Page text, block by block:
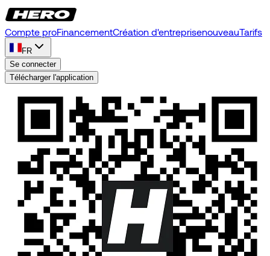
Compte proFinancementCréation d'entreprisenouveauTarifs
FR
Se connecter
Télécharger l'application